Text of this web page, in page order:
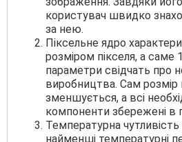
користувач швидко
за нею.
Піксельне ядро
розміром пікселя, а саме
параметри свідчать про
виробництва. Сам розмір
зменшується, а всі
компоненти збережені в
Температурна чутливість
найменші температурні